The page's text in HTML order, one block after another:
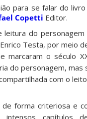
para se falar do
Copetti Editor.
do
Testa, por meio
marcaram o século
do personagem, mas
com o
de forma criteriosa e